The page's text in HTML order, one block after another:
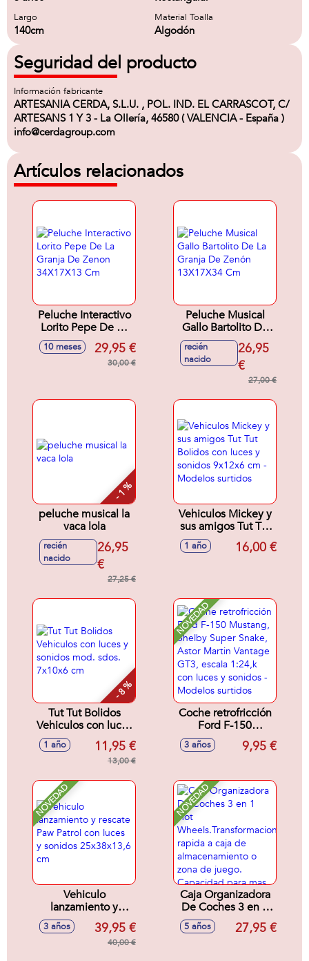
Largo
140cm
Material Toalla
Algodón
Seguridad del producto
Información fabricante
ARTESANIA CERDA, S.L.U. , POL. IND. EL CARRASCOT, C/
ARTESANS 1 Y 3 - La Ollería, 46580 ( VALENCIA - España )
info@cerdagroup.com
Artículos relacionados
Peluche Interactivo
Lorito Pepe De La
Granja De Zenon
34X17X13 Cm
10 meses 29,95 €
30,00 €
Peluche Musical
Gallo Bartolito De
La Granja De Zenón
13X17X34 Cm
recién
nacido
26,95
€
27,00 €
- 1 %
peluche musical la
vaca lola
recién
nacido
26,95
€
27,25 €
Vehiculos Mickey y
sus amigos Tut Tut
Bolidos con luces y
sonidos 9x12x6 cm
1 año 16,00 €
- 8 %
Tut Tut Bolidos
Vehiculos con luces
y sonidos mod.
sdos. 7x10x6 cm
1 año 11,95 €
13,00 €
NOVEDAD
Coche retrofricción
Ford F-150
Mustang, Shelby
Super Snake, Astor
con luces y sonidos
- Modelos surtidos
3 años 9,95 €
NOVEDAD
Vehiculo
lanzamiento y
rescate Paw Patrol
con luces y sonidos
25x38x13,6 cm
3 años 39,95 €
40,00 €
NOVEDAD
Caja Organizadora
De Coches 3 en 1
Wheels.Transformacion
5 años 27,95 €